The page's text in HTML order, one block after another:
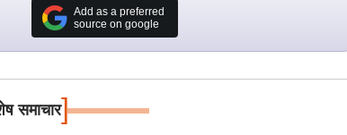
Add as a preferred
source on google
समाचार]